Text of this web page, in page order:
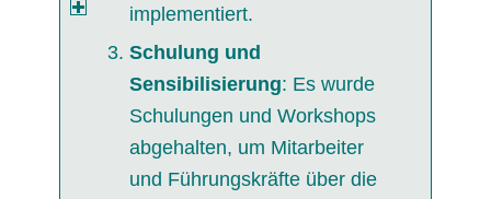
implementiert.
Schulung und
Sensibilisierung: Es wurde
Schulungen und Workshops
abgehalten, um Mitarbeiter
und Führungskräfte über die